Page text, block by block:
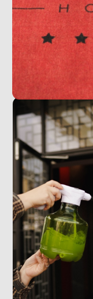
О студии
Доставка и оплата
Уход за цветами
Event - оформления
Цветочная подписка
События и встречи